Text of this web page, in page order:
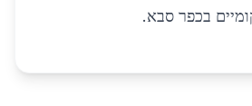
בכפר סבא.